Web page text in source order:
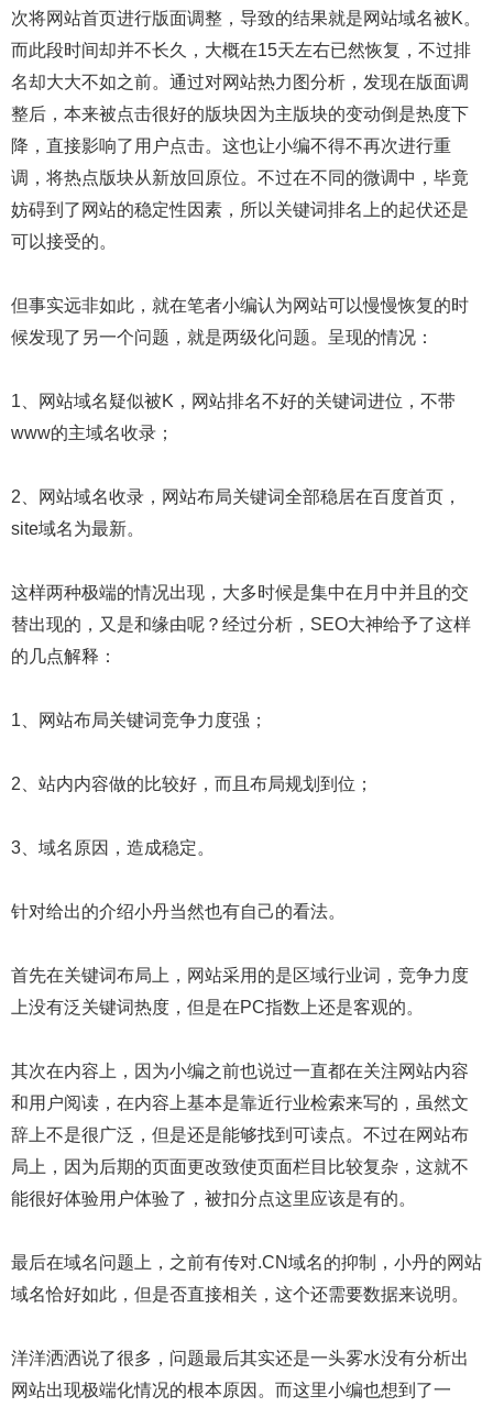
次将网站首页进行版面调整，导致的结果就是网站域名被K。
而此段时间却并不长久，大概在15天左右已然恢复，不过排
名却大大不如之前。通过对网站热力图分析，发现在版面调
整后，本来被点击很好的版块因为主版块的变动倒是热度下
降，直接影响了用户点击。这也让小编不得不再次进行重
调，将热点版块从新放回原位。不过在不同的微调中，毕竟
妨碍到了网站的稳定性因素，所以关键词排名上的起伏还是
可以接受的。
但事实远非如此，就在笔者小编认为网站可以慢慢恢复的时
候发现了另一个问题，就是两级化问题。呈现的情况：
1、网站域名疑似被K，网站排名不好的关键词进位，不带
www的主域名收录；
2、网站域名收录，网站布局关键词全部稳居在百度首页，
site域名为最新。
这样两种极端的情况出现，大多时候是集中在月中并且的交
替出现的，又是和缘由呢？经过分析，SEO大神给予了这样
的几点解释：
1、网站布局关键词竞争力度强；
2、站内内容做的比较好，而且布局规划到位；
3、域名原因，造成稳定。
针对给出的介绍小丹当然也有自己的看法。
首先在关键词布局上，网站采用的是区域行业词，竞争力度
上没有泛关键词热度，但是在PC指数上还是客观的。
其次在内容上，因为小编之前也说过一直都在关注网站内容
和用户阅读，在内容上基本是靠近行业检索来写的，虽然文
辞上不是很广泛，但是还是能够找到可读点。不过在网站布
局上，因为后期的页面更改致使页面栏目比较复杂，这就不
能很好体验用户体验了，被扣分点这里应该是有的。
最后在域名问题上，之前有传对.CN域名的抑制，小丹的网站
域名恰好如此，但是否直接相关，这个还需要数据来说明。
洋洋洒洒说了很多，问题最后其实还是一头雾水没有分析出
网站出现极端化情况的根本原因。而这里小编也想到了一